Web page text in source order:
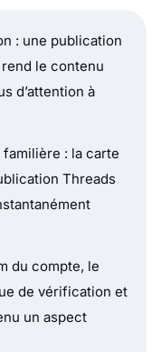
flèches
de
mise en page
pour les
sur les
et les messages
icônes
et de partage
à la